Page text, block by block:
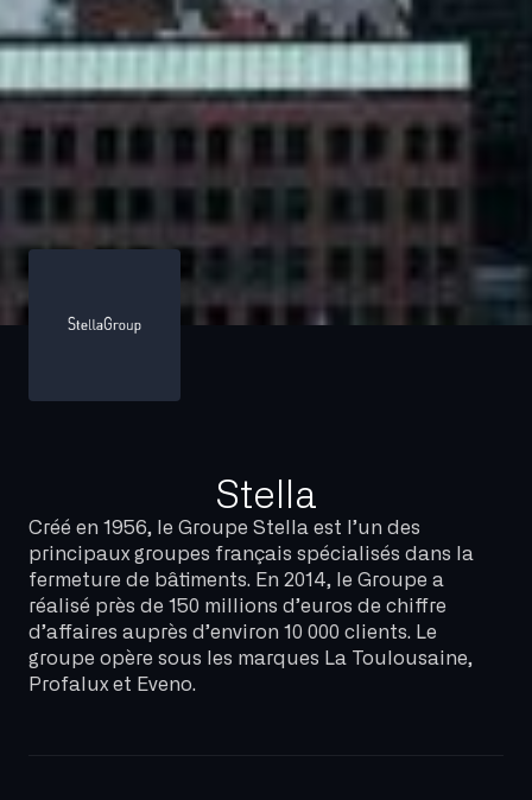
Stella
Créé en 1956, le Groupe Stella est l’un des
principaux groupes français spécialisés dans la
fermeture de bâtiments. En 2014, le Groupe a
réalisé près de 150 millions d’euros de chiffre
d’affaires auprès d’environ 10 000 clients. Le
groupe opère sous les marques La Toulousaine,
Profalux et Eveno.